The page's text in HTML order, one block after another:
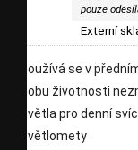
pouze
Externí
používá se v
dobu životnosti
světla pro denní
světlomety